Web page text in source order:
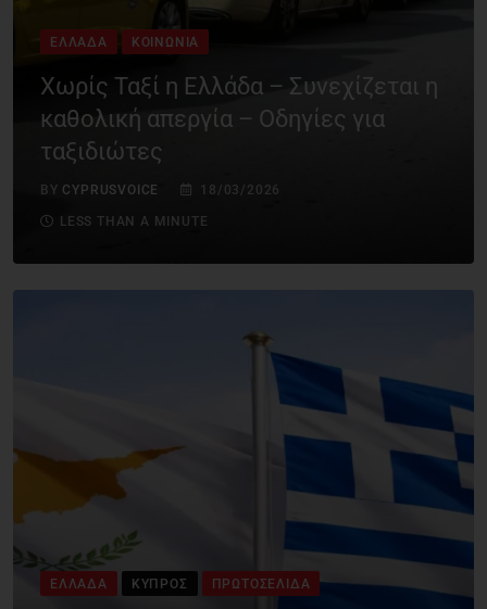
ΕΛΛΆΔΑ ΚΟΙΝΩΝΊΑ
Χωρίς Ταξί η Ελλάδα – Συνεχίζεται η
καθολική απεργία – Οδηγίες για
ταξιδιώτες
BY CYPRUSVOICE 18/03/2026
LESS THAN A MINUTE
ΕΛΛΆΔΑ ΚΎΠΡΟΣ ΠΡΩΤΟΣΈΛΙΔΑ